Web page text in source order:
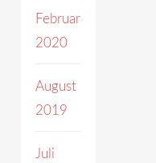
Februar
2020
August
2019
Juli